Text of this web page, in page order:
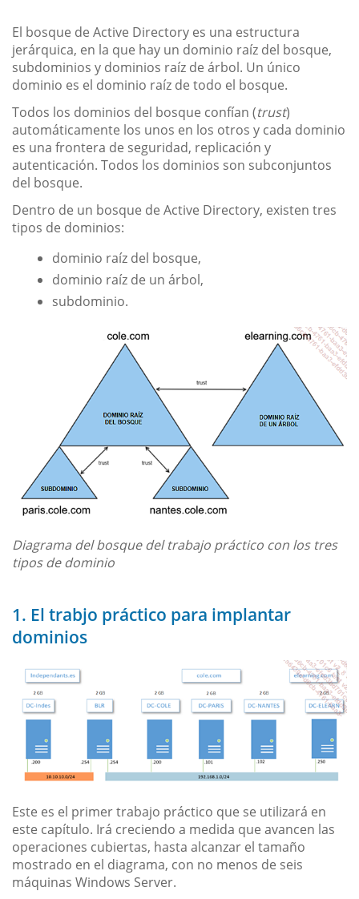
El bosque de Active Directory es una estructura
jerárquica, en la que hay un dominio raíz del bosque,
subdominios y dominios raíz de árbol. Un único
dominio es el dominio raíz de todo el bosque.
Todos los dominios del bosque confían (trust)
automáticamente los unos en los otros y cada dominio
es una frontera de seguridad, replicación y
autenticación. Todos los dominios son subconjuntos
del bosque.
Dentro de un bosque de Active Directory, existen tres
tipos de dominios:
dominio raíz del bosque,
dominio raíz de un árbol,
subdominio.
Diagrama del bosque del trabajo práctico con los tres
tipos de dominio
1. El trabjo práctico para implantar
dominios
Este es el primer trabajo práctico que se utilizará en
este capítulo. Irá creciendo a medida que avancen las
operaciones cubiertas, hasta alcanzar el tamaño
mostrado en el diagrama, con no menos de seis
máquinas Windows Server.